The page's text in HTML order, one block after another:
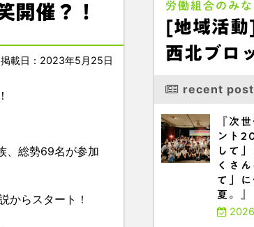
グイン
開催？！
掲載日：2023年5月25日
、総勢69名が参加
からスタート！
労働組合のみ
[地域活動
西北ブロ
recent
『次
ント
して
くさ
て」
夏。』